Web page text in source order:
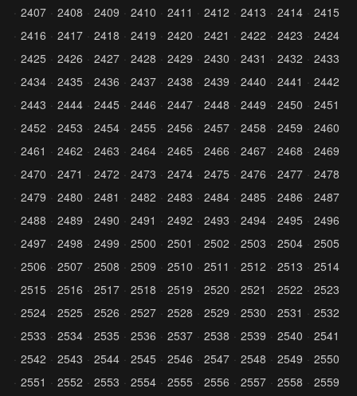
2407
2408 2409 2410 2411 2412 2413 2414
2415
2416
2417 2418 2419 2420 2421 2422 2423
2424
2425
2426 2427 2428 2429 2430 2431 2432
2433
2434
2435 2436 2437 2438 2439 2440 2441
2442
2443
2444 2445 2446 2447 2448 2449 2450
2451
2452
2453 2454 2455 2456 2457 2458 2459
2460
2461
2462 2463 2464 2465 2466 2467 2468
2469
2470
2471 2472 2473 2474 2475 2476 2477
2478
2479
2480 2481 2482 2483 2484 2485 2486
2487
2488
2489 2490 2491 2492 2493 2494 2495
2496
2497
2498 2499 2500 2501 2502 2503 2504
2505
2506
2507 2508 2509 2510 2511 2512 2513
2514
2515
2516 2517 2518 2519 2520 2521 2522
2523
2524
2525 2526 2527 2528 2529 2530 2531
2532
2533
2534 2535 2536 2537 2538 2539 2540
2541
2542
2543 2544 2545 2546 2547 2548 2549
2550
2551
2552 2553 2554 2555 2556 2557 2558
2559